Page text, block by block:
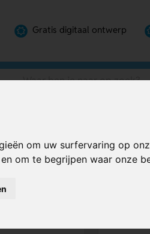
om uw surfervaring op
om te begrijpen waar onze
Gratis digitaal ontwerp